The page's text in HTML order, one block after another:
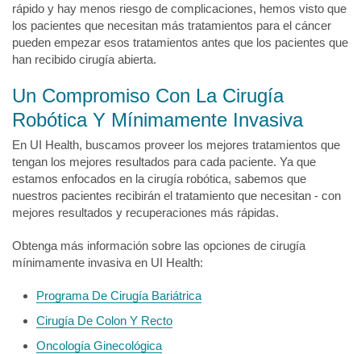
rápido y hay menos riesgo de complicaciones, hemos visto que
los pacientes que necesitan más tratamientos para el cáncer
pueden empezar esos tratamientos antes que los pacientes que
han recibido cirugía abierta.
Un Compromiso Con La Cirugía
Robótica Y Mínimamente Invasiva
En UI Health, buscamos proveer los mejores tratamientos que
tengan los mejores resultados para cada paciente. Ya que
estamos enfocados en la cirugía robótica, sabemos que
nuestros pacientes recibirán el tratamiento que necesitan - con
mejores resultados y recuperaciones más rápidas.
Obtenga más información sobre las opciones de cirugía
mínimamente invasiva en UI Health:
Programa De Cirugía Bariátrica
Cirugía De Colon Y Recto
Oncología Ginecológica